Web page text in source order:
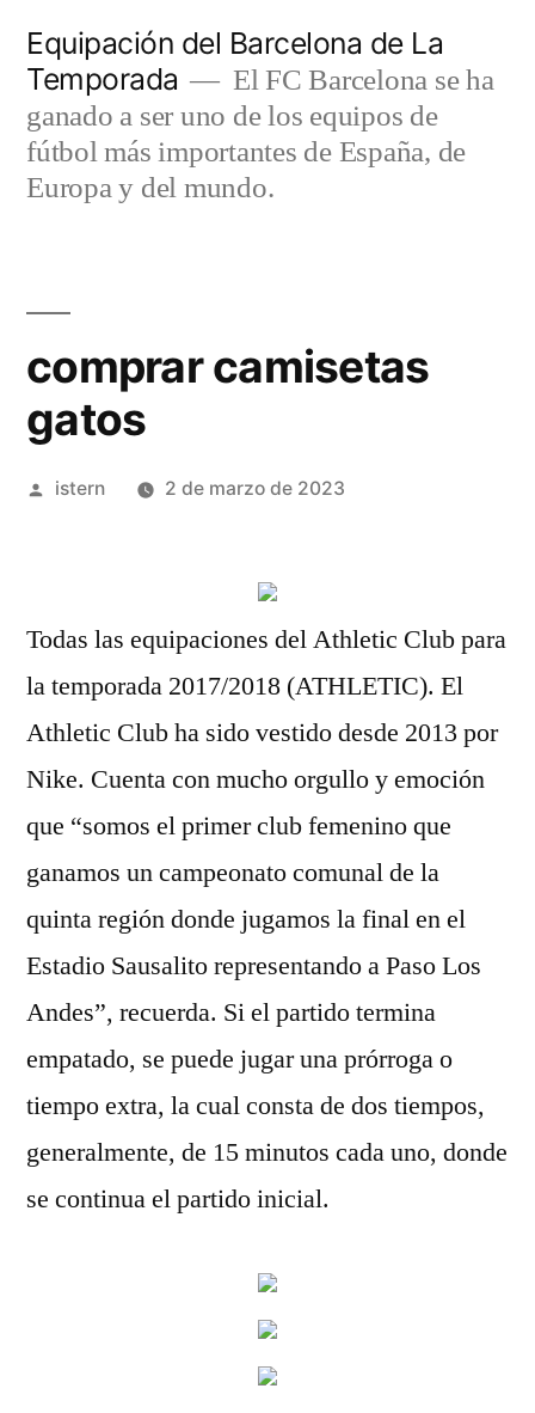
contenido
Equipación del Barcelona de La
Temporada
El FC Barcelona se ha
ganado a ser uno de los equipos de
fútbol más importantes de España, de
Europa y del mundo.
comprar camisetas
gatos
Publicado
istern 2 de marzo de 2023
Todas las equipaciones del Athletic Club para
la temporada 2017/2018 (ATHLETIC). El
Athletic Club ha sido vestido desde 2013 por
Nike. Cuenta con mucho orgullo y emoción
que “somos el primer club femenino que
ganamos un campeonato comunal de la
quinta región donde jugamos la final en el
Estadio Sausalito representando a Paso Los
Andes”, recuerda. Si el partido termina
empatado, se puede jugar una prórroga o
tiempo extra, la cual consta de dos tiempos,
generalmente, de 15 minutos cada uno, donde
se continua el partido inicial.